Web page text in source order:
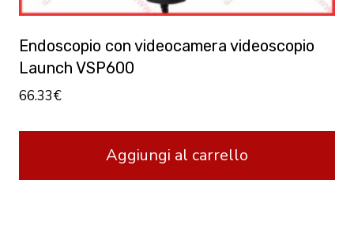
Endoscopio con videocamera videoscopio
Launch VSP600
66.33€
Aggiungi al carrello